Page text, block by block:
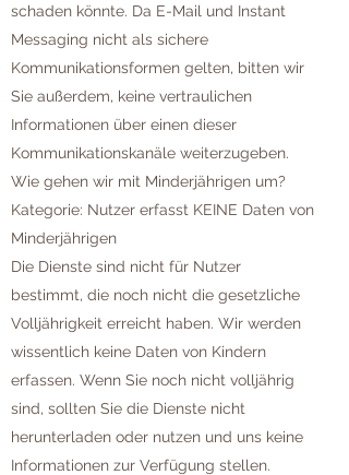
schaden könnte. Da E-Mail und Instant
Messaging nicht als sichere
Kommunikationsformen gelten, bitten wir
Sie außerdem, keine vertraulichen
Informationen über einen dieser
Kommunikationskanäle weiterzugeben.
Wie gehen wir mit Minderjährigen um?
Kategorie: Nutzer erfasst KEINE Daten von
Minderjährigen
Die Dienste sind nicht für Nutzer
bestimmt, die noch nicht die gesetzliche
Volljährigkeit erreicht haben. Wir werden
wissentlich keine Daten von Kindern
erfassen. Wenn Sie noch nicht volljährig
sind, sollten Sie die Dienste nicht
herunterladen oder nutzen und uns keine
Informationen zur Verfügung stellen.